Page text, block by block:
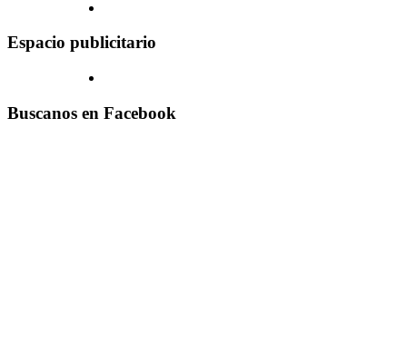
Espacio publicitario
Buscanos en Facebook